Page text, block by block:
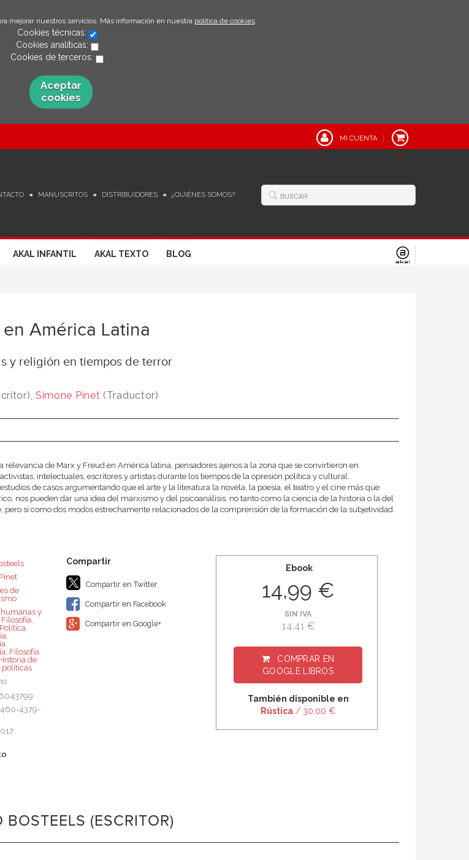
mejorar nuestros servicios. Más información en nuestra política de cookies.
Cookies técnicas:
Cookies analíticas:
Cookies de terceros:
Aceptar
cookies
MI CUENTA
MANUSCRITOS DISTRIBUIDORES ¿QUIÉNES SOMOS?
AKAL INFANTIL AKAL TEXTO BLOG
América Latina
y religión en tiempos de terror
Simone Pinet (Traductor)
relevancia de Marx y Freud en América latina, pensadores ajenos a la zona que se convirtieron en
intelectuales, escritores y artistas durante los tiempos de la opresión política y cultural.
de casos argumentando que el arte y la literatura la novela, la poesía, el teatro y el cine más que
nos pueden dar una idea del marxismo y del psicoanálisis, no tanto como la ciencia de la historia o la del
pero sí como dos modos estrechamente relacionados de la comprensión de la formación de la subjetividad.
de
y
Filosofía,
Política,
,
,
, Filosofía
Historia de
políticas
4379-
Compartir en Twitter
Compartir en Facebook
Compartir en Google+
Ebook
14,99 €
SIN IVA
14,41 €
COMPRAR EN
GOOGLE LIBROS
También disponible en
Rústica / 30,00 €
(ESCRITOR)